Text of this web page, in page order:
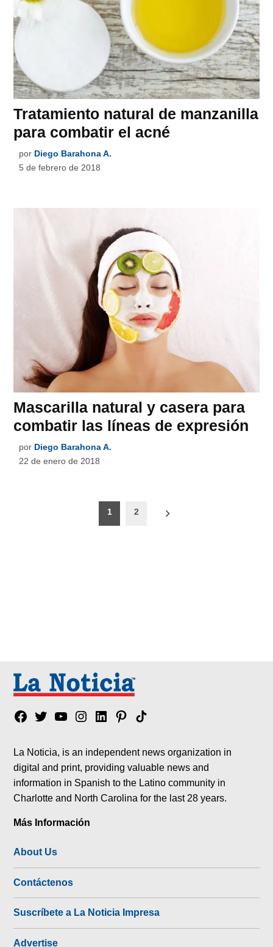
Tratamiento natural de manzanilla
para combatir el acné
por Diego Barahona A.
5 de febrero de 2018
Mascarilla natural y casera para
combatir las líneas de expresión
por Diego Barahona A.
22 de enero de 2018
1 2
Facebook
TwitterYouTubeInstagram
LinkedinPinterest
Tik
La Noticia, is an independent news organization in
digital and print, providing valuable news and
information in Spanish to the Latino community in
Charlotte and North Carolina for the last 28 years.
Más Información
About Us
Contáctenos
Suscríbete a La Noticia Impresa
Advertise